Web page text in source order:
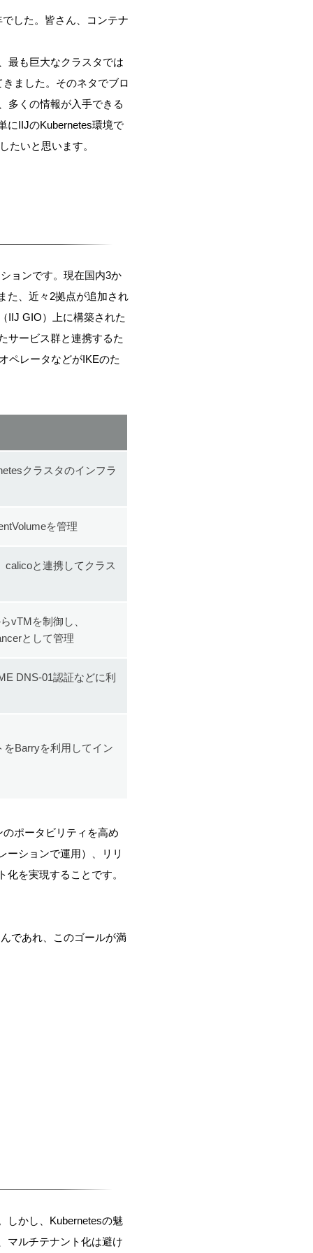
した。皆さん、コンテナ
最も巨大なクラスタでは
ました。そのネタでブロ
多くの情報が入手できる
にIIJのKubernetes環境で
たいと思います。
ョンです。現在国内3か
た、近々2拠点が追加され
IIJ GIO）上に構築された
サービス群と連携するた
ペレータなどがIKEのた
クラスタのインフラ
を管理
calicoと連携してクラス
vTMを制御し、
として管理
DNS-01認証などに利
Barryを利用してイン
ポータビリティを高め
ーションで運用）、リリ
を実現することです。
であれ、このゴールが満
しかし、Kubernetesの魅
マルチテナント化は避け